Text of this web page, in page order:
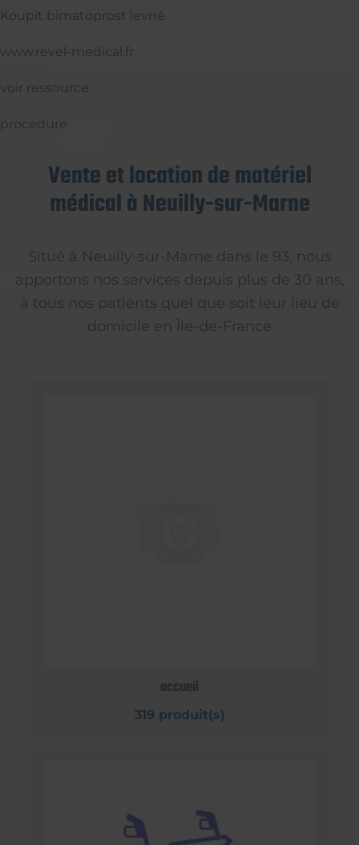
Koupit bimatoprost levné
www.revel-medical.fr
voir ressource
procédure
Vente et location de matériel
médical à Neuilly-sur-Marne
Situé à Neuilly-sur-Marne dans le 93, nous
apportons nos services depuis plus de 30 ans,
à tous nos patients quel que soit leur lieu de
domicile en Île-de-France
accueil
319 produit(s)